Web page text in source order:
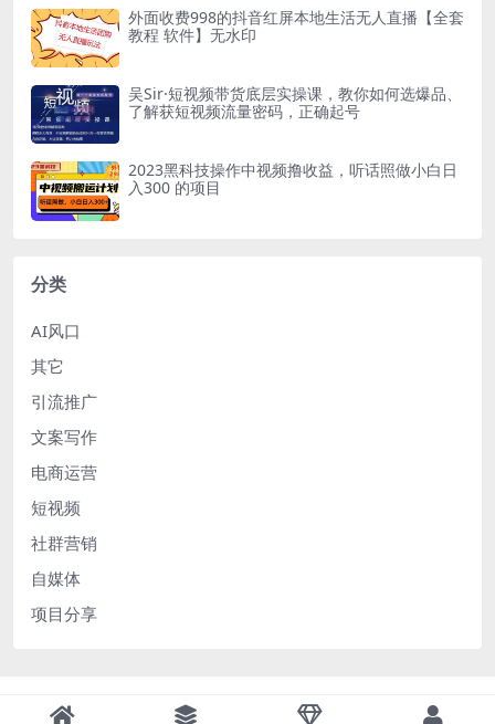
外面收费998的抖音红屏本地生活无人直播【全套
教程 软件】无水印
吴Sir·短视频带货底层实操课，教你如何选爆品、
了解获短视频流量密码，正确起号
2023黑科技操作中视频撸收益，听话照做小白日
入300 的项目
分类
AI风口
其它
引流推广
文案写作
电商运营
短视频
社群营销
自媒体
项目分享